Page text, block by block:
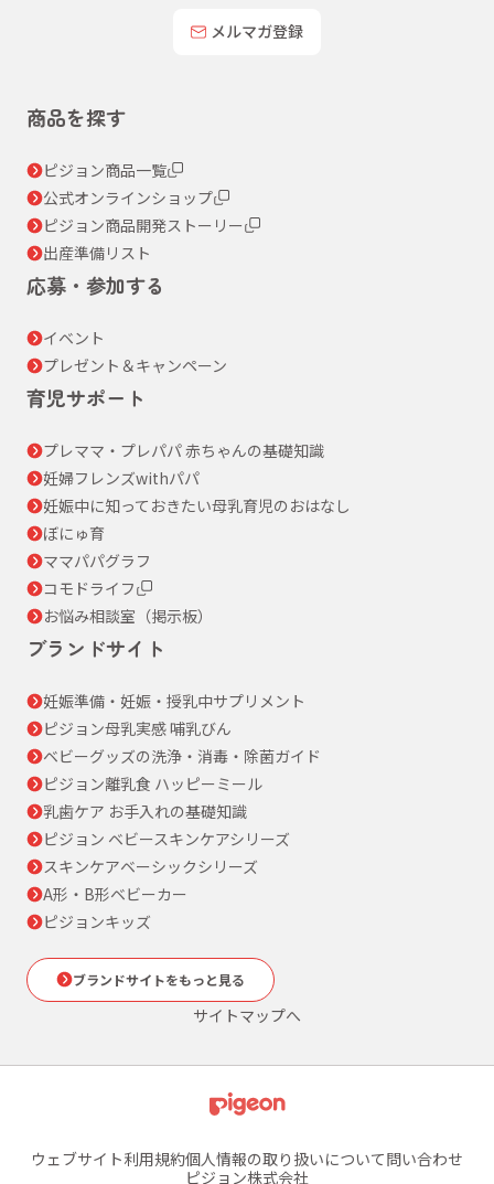
メルマガ登録
商品を探す
ピジョン商品一覧
公式オンラインショップ
ピジョン商品開発ストーリー
出産準備リスト
応募・参加する
イベント
プレゼント＆キャンペーン
育児サポート
プレママ・プレパパ 赤ちゃんの基礎知識
妊婦フレンズwithパパ
妊娠中に知っておきたい母乳育児のおはなし
ぼにゅ育
ママパパグラフ
コモドライフ
お悩み相談室（掲示板）
ブランドサイト
妊娠準備・妊娠・授乳中サプリメント
ピジョン母乳実感 哺乳びん
ベビーグッズの洗浄・消毒・除菌ガイド
ピジョン離乳食 ハッピーミール
乳歯ケア お手入れの基礎知識
ピジョン ベビースキンケアシリーズ
スキンケアベーシックシリーズ
A形・B形ベビーカー
ピジョンキッズ
ブランドサイトをもっと見る
サイトマップへ
ウェブサイト利用規約個人情報の取り扱いについて問い合わせ
ピジョン株式会社